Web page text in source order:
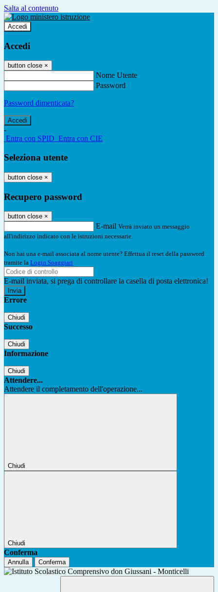
Salta al contenuto
Accedi
Accedi
button close ×
Nome Utente
Password
Password dimenticata?
-
Entra con SPID Entra con CIE
Seleziona utente
button close ×
Recupero password
button close ×
E-mail Verrà inviato un messaggio
all'indirizzo indicato con le istruzioni necessarie.
Non hai una e-mail associata al nome utente? Effettua il reset della password
tramite la Login Spaggiari
E-mail inviata, si prega di controllare la casella di posta elettronica!
Errore
Chiudi
Successo
Chiudi
Informazione
Chiudi
Attendere...
Attendere il completamento dell'operazione...
Chiudi
Chiudi
Conferma
Annulla Conferma